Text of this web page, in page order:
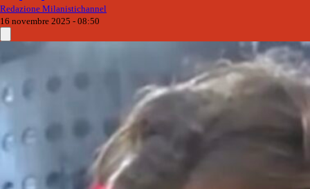
Redazione Milanistichannel
16 novembre 2025 - 08:50